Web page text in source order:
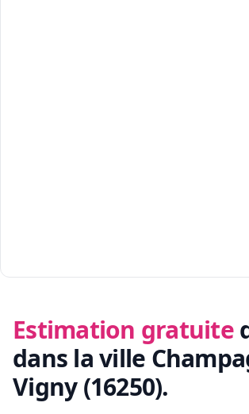
Estimation gratuite
dans la ville
Vigny (16250).